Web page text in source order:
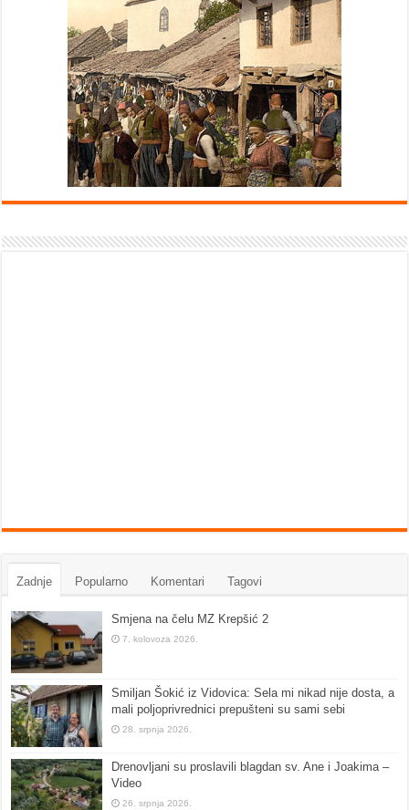
Zadnje Popularno Komentari Tagovi
Smjena na čelu MZ Krepšić 2
7. kolovoza 2026.
Smiljan Šokić iz Vidovica: Sela mi nikad nije dosta, a
mali poljoprivrednici prepušteni su sami sebi
28. srpnja 2026.
Drenovljani su proslavili blagdan sv. Ane i Joakima –
Video
26. srpnja 2026.